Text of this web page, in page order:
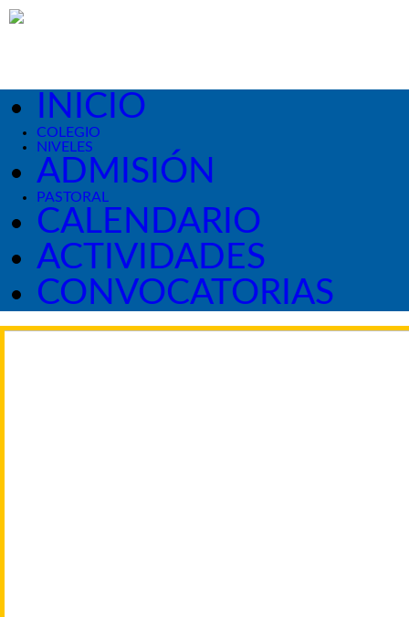
INICIO
COLEGIO
NIVELES
ADMISIÓN
PASTORAL
CALENDARIO
ACTIVIDADES
CONVOCATORIAS